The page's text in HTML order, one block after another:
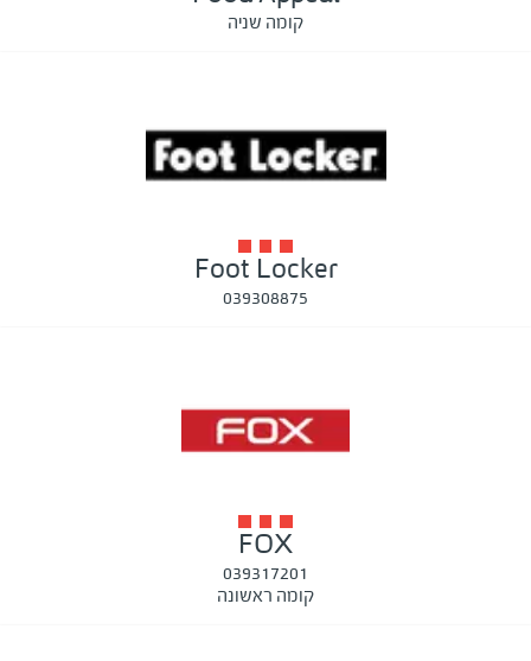
קומה שניה
Foot Locker
039308875
FOX
039317201
קומה ראשונה